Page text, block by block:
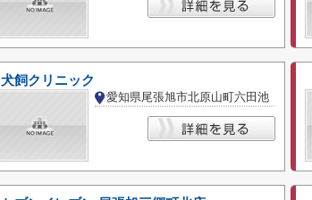
犬飼クリニック
愛知県尾張旭市北原山町六田池